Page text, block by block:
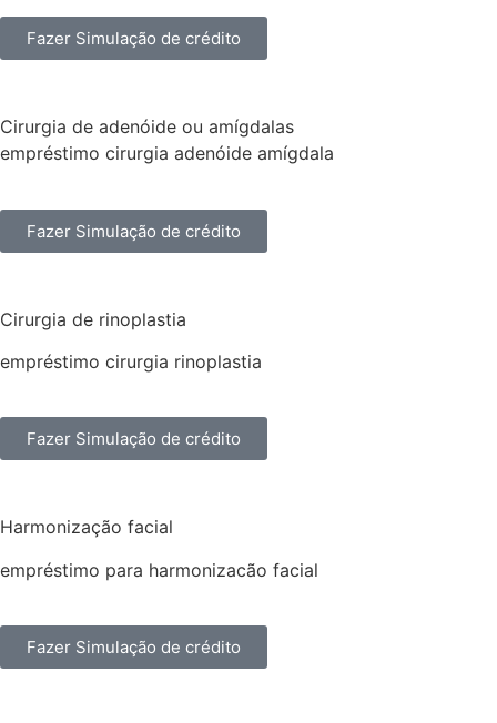
Fazer Simulação de crédito
Cirurgia de adenóide ou amígdalas
empréstimo cirurgia adenóide amígdala
Fazer Simulação de crédito
Cirurgia de rinoplastia
empréstimo cirurgia rinoplastia
Fazer Simulação de crédito
Harmonização facial
empréstimo para harmonizacão facial
Fazer Simulação de crédito